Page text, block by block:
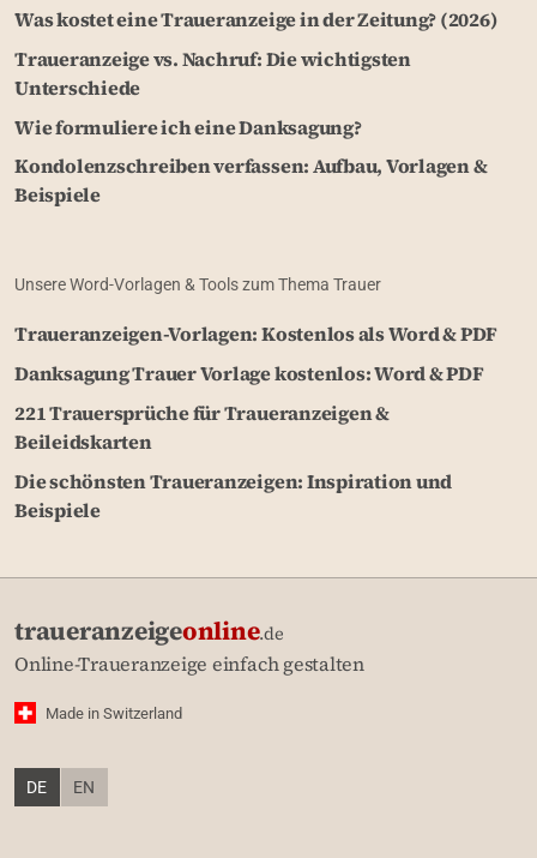
Was kostet eine Traueranzeige in der Zeitung? (2026)
Traueranzeige vs. Nachruf: Die wichtigsten
Unterschiede
Wie formuliere ich eine Danksagung?
Kondolenzschreiben verfassen: Aufbau, Vorlagen &
Beispiele
Unsere Word-Vorlagen & Tools zum Thema Trauer
Traueranzeigen-Vorlagen: Kostenlos als Word & PDF
Danksagung Trauer Vorlage kostenlos: Word & PDF
221 Trauersprüche für Traueranzeigen &
Beileidskarten
Die schönsten Traueranzeigen: Inspiration und
Beispiele
traueranzeigeonline.de
Online-Traueranzeige einfach gestalten
Made in Switzerland
DE EN